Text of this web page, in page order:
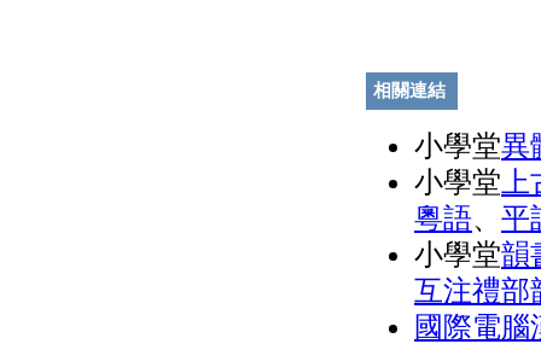
相關連結
小學堂異
小學堂
粵語、 平
小學堂韻
互注禮部
國際電腦